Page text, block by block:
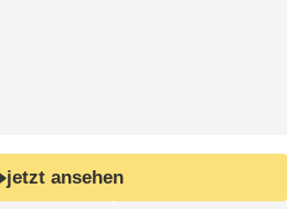
jetzt ansehen